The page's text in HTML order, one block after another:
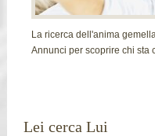
La ricerca dell'anima
Annunci per scoprire chi sta
Lei cerca Lui